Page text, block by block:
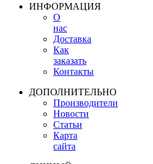
ИНФОРМАЦИЯ
О
нас
Доставка
Как
заказать
Контакты
ДОПОЛНИТЕЛЬНО
Производители
Новости
Статьи
Карта
сайта